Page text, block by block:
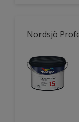
Nordsjö